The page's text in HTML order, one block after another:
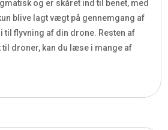
og er skåret ind til benet, med
blive lagt vægt på gennemgang af
til flyvning af din drone. Resten af
til droner, kan du læse i mange af